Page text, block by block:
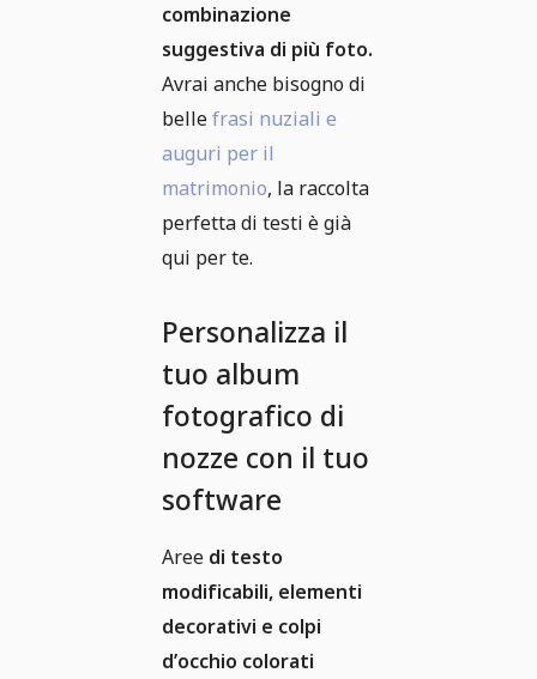
combinazione
suggestiva di più foto.
Avrai anche bisogno di
bellefrasi nuziali e
auguri per il
matrimonio, la raccolta
perfetta di testi è già
qui per te.
Personalizza il
tuo album
fotografico di
nozze con il tuo
software
Aree di testo
modificabili, elementi
decorativi e colpi
d’occhio colorati